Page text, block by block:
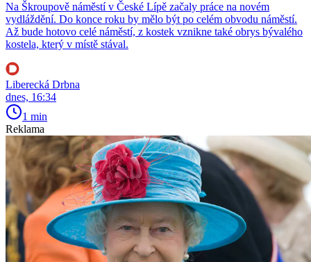
Na Škroupově náměstí v České Lípě začaly práce na novém
vydláždění. Do konce roku by mělo být po celém obvodu náměstí.
Až bude hotovo celé náměstí, z kostek vznikne také obrys bývalého
kostela, který v místě stával.
Liberecká Drbna
dnes, 16:34
1 min
Reklama